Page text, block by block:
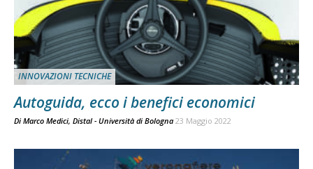
INNOVAZIONI TECNICHE
Autoguida, ecco i benefici economici
Di Marco Medici, Distal - Università di Bologna 23 Maggio 2022